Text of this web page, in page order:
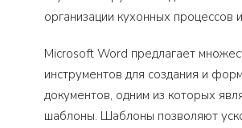
организации кухонных процессов
Microsoft Word предлагает
инструментов для создания и
документов, одним из которых
шаблоны. Шаблоны позволяют